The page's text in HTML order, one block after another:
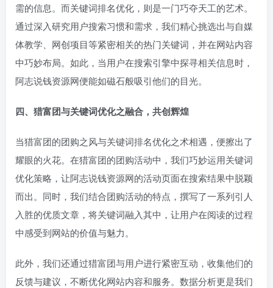
需的信息。而关键词排名优化，则是一门巧夺天工的艺术。
通过深入研究用户搜索习惯和需求，我们精心挑选出与自媒
体教学、网创项目等紧密相关的热门关键词，并在网站内容
中巧妙布局。如此，当用户在搜索引擎中探寻相关信息时，
阿志说钱资源网便能如磁石般吸引他们的目光。
四、猎富团与关键词优化之融合，共创辉煌
当猎富团的团购之风与关键词排名优化之术相遇，便擦出了
耀眼的火花。在猎富团的团购活动中，我们巧妙运用关键词
优化策略，让阿志说钱资源网的活动页面在搜索结果中脱颖
而出。同时，我们结合团购活动的特点，撰写了一系列引人
入胜的优质文章，将关键词融入其中，让用户在阅读的过程
中感受到网站的价值与魅力。
此外，我们还通过猎富团与用户进行紧密互动，收集他们的
反馈与建议，不断优化网站内容和服务。数据分析更是我们